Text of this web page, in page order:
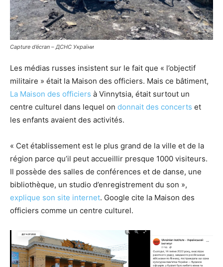
Capture d’écran – ДСНС України
Les médias russes insistent sur le fait que « l’objectif
militaire » était la Maison des officiers. Mais ce bâtiment,
La Maison des officiers à Vinnytsia, était surtout un
centre culturel dans lequel on donnait des concerts et
les enfants avaient des activités.
« Cet établissement est le plus grand de la ville et de la
région parce qu’il peut accueillir presque 1000 visiteurs.
Il possède des salles de conférences et de danse, une
bibliothèque, un studio d’enregistrement du son »,
explique son site internet. Google cite la Maison des
officiers comme un centre culturel.